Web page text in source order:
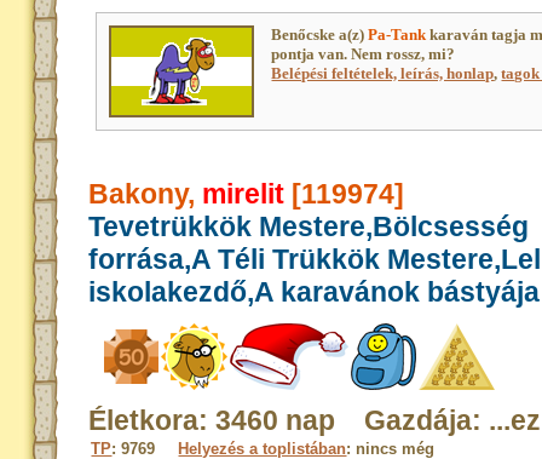
Benőcske a(z)Pa-Tankkaraván tagja
pontja van. Nem rossz, mi?
Belépési feltételek, leírás, honlap,
Bakony, mirelit [119974]
Tevetrükkök Mestere,Bölcsesség
forrása,A Téli Trükkök
iskolakezdő,A karavánok bástyája
Életkora: 3460 nap Gazdája:
TP: 9769 Helyezés a toplistában: nincs még